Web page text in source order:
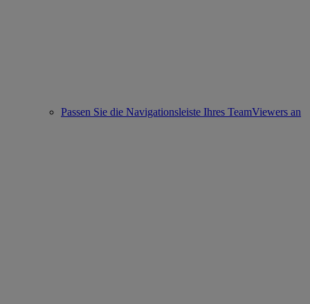
Passen Sie die Navigationsleiste Ihres TeamViewers an